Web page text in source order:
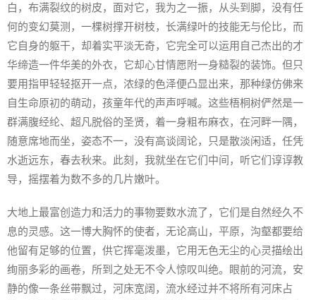
白，布满裂纹的树皮，面对它，我为之一振，从头到脚，没有任
何的变幻莫测，一棵树撑开树枝，长满绿叶的技能无与伦比，而
它自身的躯干，却着实平淡无奇，它完全可以运用自己杰出的才
华缔造一件华美的外衣，它却心甘情愿附一身糙裂的装饰。但只
要用指甲轻轻抠开一点，浓绿的色泽便凸显出来，那种绿仿佛来
自生命原初的萌动，孩童年代的声声呼喊。这些梧桐树俨然是一
群满腹经纶、超凡脱俗的圣贤，着一身粗布麻衣，在河畔一隅，
随意席地而坐，姿态不一，没有高谈阔论，只是散淡闲适，任凭
水逝远东，春去秋来。此刻，我就坐在它们中间，听它们谆谆教
导，摇摆着为数不多的几片嫩叶。
大地上最富创造力和活力的事物要数水流了，它们是自然经久不
息的灵感。这一博大胸怀的使者，无论高山，平原，沟壑都要给
他留有足够的位置，供它挥毫泼墨，它用无色无尘的心灵描绘出
绚丽多彩的画卷，所到之处无不令人惊叹叫绝。眼前的河流，安
静的像一条丝带飘过，河床宽阔，流水经过并不将所有河床占